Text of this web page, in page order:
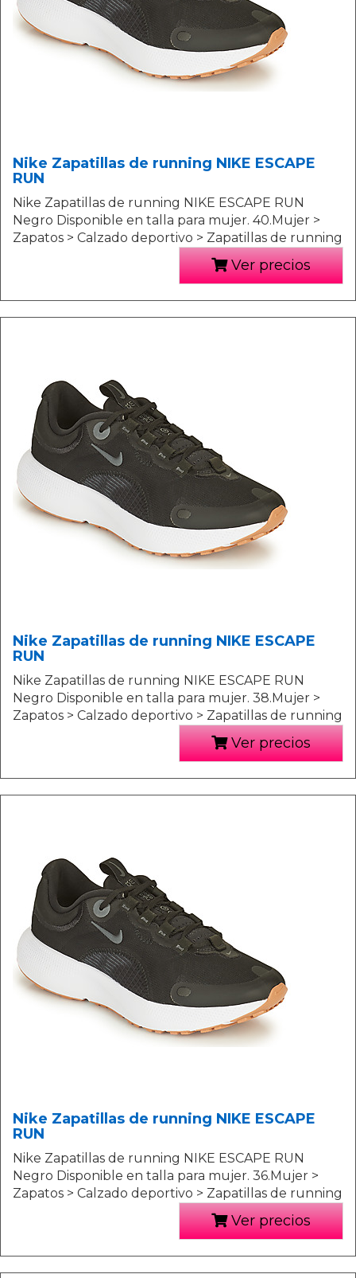
Nike Zapatillas de running NIKE ESCAPE
RUN
Nike Zapatillas de running NIKE ESCAPE RUN
Negro Disponible en talla para mujer. 40.Mujer >
Zapatos > Calzado deportivo > Zapatillas de running
Ver precios
Nike Zapatillas de running NIKE ESCAPE
RUN
Nike Zapatillas de running NIKE ESCAPE RUN
Negro Disponible en talla para mujer. 38.Mujer >
Zapatos > Calzado deportivo > Zapatillas de running
Ver precios
Nike Zapatillas de running NIKE ESCAPE
RUN
Nike Zapatillas de running NIKE ESCAPE RUN
Negro Disponible en talla para mujer. 36.Mujer >
Zapatos > Calzado deportivo > Zapatillas de running
Ver precios